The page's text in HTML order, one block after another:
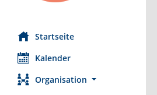
Startseite
Kalender
Organisation